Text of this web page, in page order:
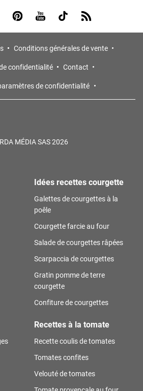
us on Instagram
Visit us on Pinterest
Visit us on Youtube
Visit us on Tiktok
Visit us on Rss
Conditions générales de vente
confidentialité
Contact
de confidentialité
MÉDIA SAS 2026
Idées recettes courgette
Galettes de courgettes à la
poêle
Courgette farcie au four
Salade de courgettes râpées
Scarpaccia de courgettes
Gratin pomme de terre
courgette
Confiture de courgettes
Recettes à la tomate
Recette coulis de tomates
Tomates confites
Velouté de tomates